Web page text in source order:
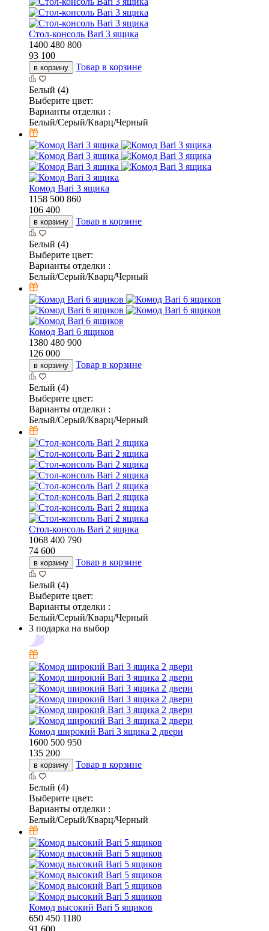
Стол-консоль Bari 3 ящика
1400 480 800
93 100
в корзину Товар в корзине
Белый (4)
Выберите цвет:
Варианты отделки :
Белый/Серый/Кварц/Черный
Комод Bari 3 ящика
1158 500 860
106 400
в корзину Товар в корзине
Белый (4)
Выберите цвет:
Варианты отделки :
Белый/Серый/Кварц/Черный
Комод Bari 6 ящиков
1380 480 900
126 000
в корзину Товар в корзине
Белый (4)
Выберите цвет:
Варианты отделки :
Белый/Серый/Кварц/Черный
Стол-консоль Bari 2 ящика
1068 400 790
74 600
в корзину Товар в корзине
Белый (4)
Выберите цвет:
Варианты отделки :
Белый/Серый/Кварц/Черный
3 подарка на выбор
Комод широкий Bari 3 ящика 2 двери
1600 500 950
135 200
в корзину Товар в корзине
Белый (4)
Выберите цвет:
Варианты отделки :
Белый/Серый/Кварц/Черный
Комод высокий Bari 5 ящиков
650 450 1180
91 600